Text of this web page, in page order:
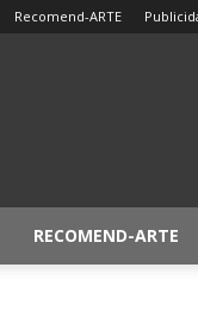
Recomend-ARTE
RECOMEND-ARTE